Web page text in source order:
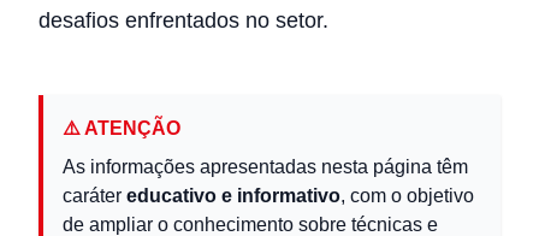
desafios enfrentados no setor.
⚠️ ATENÇÃO
As informações apresentadas nesta página têm
caráter educativo e informativo, com o objetivo
de ampliar o conhecimento sobre técnicas e